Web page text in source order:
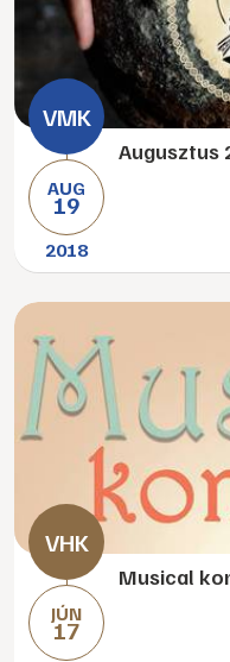
AUG
19
2018
Augusztus
JÚN
17
Musical